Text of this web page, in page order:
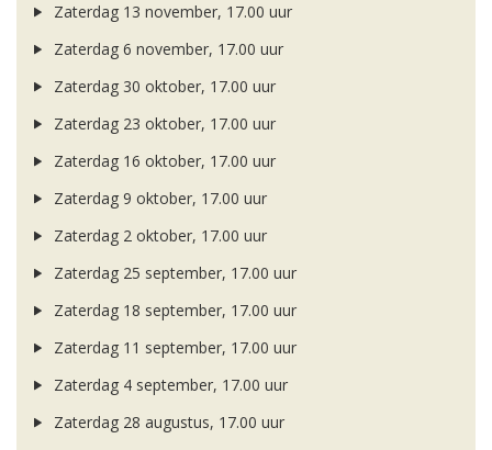
Zaterdag 13 november, 17.00 uur
Zaterdag 6 november, 17.00 uur
Zaterdag 30 oktober, 17.00 uur
Zaterdag 23 oktober, 17.00 uur
Zaterdag 16 oktober, 17.00 uur
Zaterdag 9 oktober, 17.00 uur
Zaterdag 2 oktober, 17.00 uur
Zaterdag 25 september, 17.00 uur
Zaterdag 18 september, 17.00 uur
Zaterdag 11 september, 17.00 uur
Zaterdag 4 september, 17.00 uur
Zaterdag 28 augustus, 17.00 uur